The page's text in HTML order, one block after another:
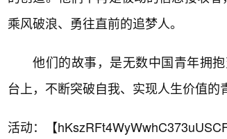
乘风破浪、勇往直前的追梦人。
他们的故事，是无数中国青年拥
台上，不断突破自我、实现人生价值的
活动：【